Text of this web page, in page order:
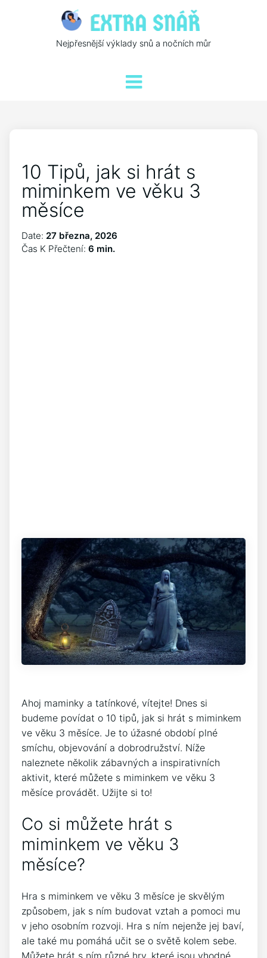
Nejpřesnější výklady snů a nočních můr
10 Tipů, jak si hrát s
miminkem ve věku 3
měsíce
Date: 27 března, 2026
Čas K Přečtení: 6 min.
Ahoj maminky a tatínkové, vítejte! Dnes si
budeme povídat o 10 tipů, jak si hrát s miminkem
ve věku 3 měsíce. Je to úžasné období plné
smíchu, objevování a dobrodružství. Níže
naleznete několik zábavných a inspirativních
aktivit, které můžete s miminkem ve věku 3
měsíce provádět. Užijte si to!
Co si můžete hrát s
miminkem ve věku 3
měsíce?
Hra s miminkem ve věku 3 měsíce je skvělým
způsobem, jak s ním budovat vztah a pomoci mu
v jeho osobním rozvoji. Hra s ním nejenže jej baví,
ale také mu pomáhá učit se o světě kolem sebe.
Můžete hrát s ním různé hry, které jsou vhodné